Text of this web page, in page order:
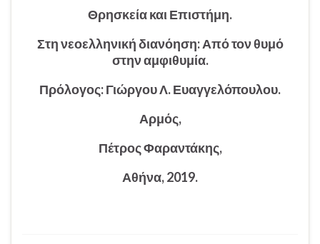
Θρησκεία και Επιστήμη.
Στη νεοελληνική διανόηση: Από τον θυμό
στην αμφιθυμία.
Πρόλογος: Γιώργου Λ. Ευαγγελόπουλου.
Αρμός,
Πέτρος Φαραντάκης,
Αθήνα, 2019.